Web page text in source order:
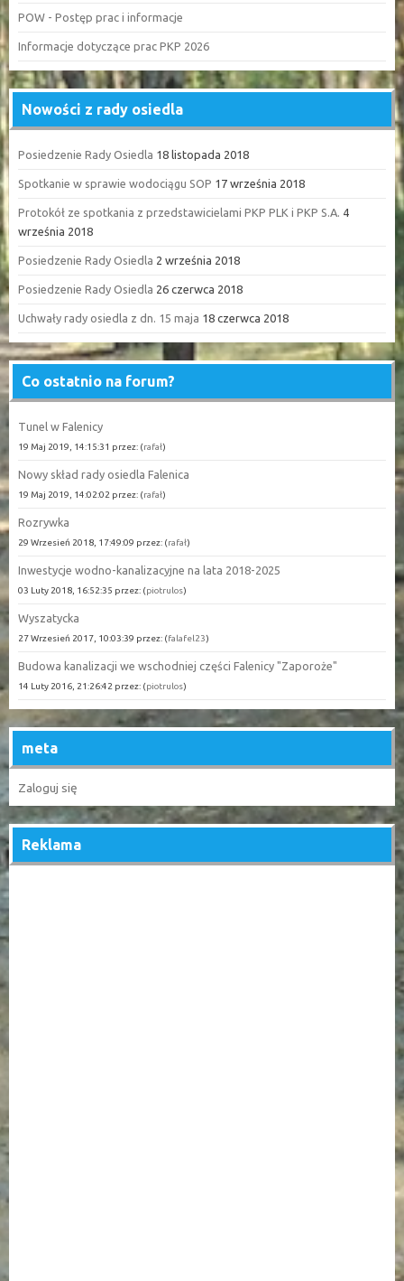
POW - Postęp prac i informacje
Informacje dotyczące prac PKP 2026
Nowości z rady osiedla
Posiedzenie Rady Osiedla 18 listopada 2018
Spotkanie w sprawie wodociągu SOP 17 września 2018
Protokół ze spotkania z przedstawicielami PKP PLK i PKP S.A. 4
września 2018
Posiedzenie Rady Osiedla 2 września 2018
Posiedzenie Rady Osiedla 26 czerwca 2018
Uchwały rady osiedla z dn. 15 maja 18 czerwca 2018
Co ostatnio na forum?
Tunel w Falenicy
19 Maj 2019, 14:15:31 przez: (rafał)
Nowy skład rady osiedla Falenica
19 Maj 2019, 14:02:02 przez: (rafał)
Rozrywka
29 Wrzesień 2018, 17:49:09 przez: (rafał)
Inwestycje wodno-kanalizacyjne na lata 2018-2025
03 Luty 2018, 16:52:35 przez: (piotrulos)
Wyszatycka
27 Wrzesień 2017, 10:03:39 przez: (falafel23)
Budowa kanalizacji we wschodniej części Falenicy "Zaporoże"
14 Luty 2016, 21:26:42 przez: (piotrulos)
meta
Zaloguj się
Reklama